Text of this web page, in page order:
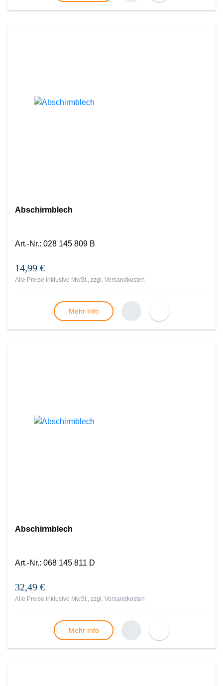
Abschirmblech
Art.-Nr.: 028 145 809 B
14,99 €
Alle Preise inklusive MwSt., zzgl. Versandkosten
Mehr Info
Abschirmblech
Art.-Nr.: 068 145 811 D
32,49 €
Alle Preise inklusive MwSt., zzgl. Versandkosten
Mehr Info